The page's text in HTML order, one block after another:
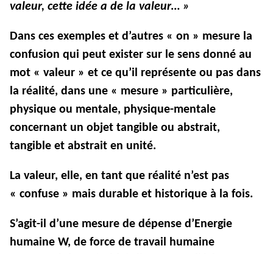
valeur, cette idée a de la valeur… »
Dans ces exemples et d’autres « on » mesure la
confusion qui peut exister sur le sens donné au
mot « valeur » et ce qu’il représente ou pas dans
la réalité, dans une « mesure » particulière,
physique ou mentale, physique-mentale
concernant un objet tangible ou abstrait,
tangible et abstrait en unité.
La valeur, elle, en tant que réalité n’est pas
« confuse » mais durable et historique à la fois.
S’agit-il d’une mesure de dépense d’Energie
humaine W, de force de travail humaine